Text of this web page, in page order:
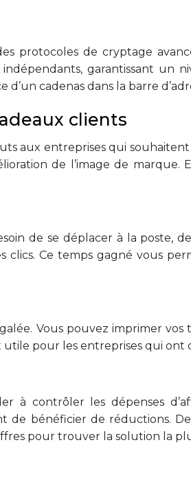
protocoles de cryptage
garantissant un
d’un cadenas dans la barre
clients
aux entreprises qui
de l’image de
de se déplacer à la
Ce temps gagné vous
Vous pouvez imprimer
pour les entreprises qui ont
à contrôler les dépenses
de bénéficier de réductions.
pour trouver la solution la